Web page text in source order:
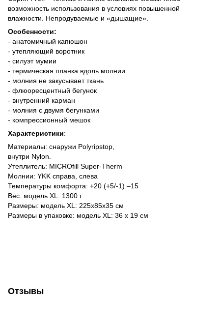
возможность использования в условиях повышенной
влажности. Непродуваемые и «дышащие».
Особенности:
- анатомичный капюшон
- утепляющий воротник
- силуэт мумии
- термическая планка вдоль молнии
- молния не закусывает ткань
- флюоресцентный бегунок
- внутренний карман
- молния с двумя бегунками
- компрессионный мешок
Характеристики:
Материалы: снаружи Polyripstop,
внутри Nylon.
Утеплитель: MICROfill Super-Therm
Молнии: YKK справа, слева
Температуры комфорта: +20 (+5/-1) –15
Вес: модель XL: 1300 г
Размеры: модель XL: 225х85х35 см
Размеры в упаковке: модель XL: 36 х 19 см
Отзывы